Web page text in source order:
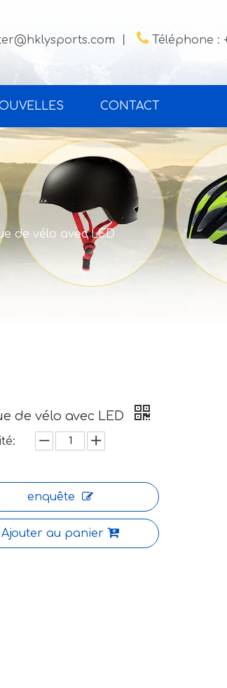
 Téléphone :
CONTACT
de vélo avec LED
de vélo avec LED
enquête
Ajouter au panier